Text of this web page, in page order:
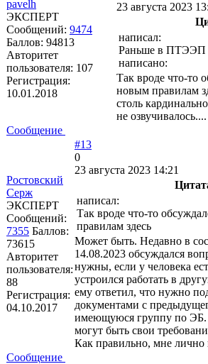
pavelh
ЭКСПЕРТ
Сообщений: 9474
Баллов: 94813
Авторитет
пользователя: 107
Регистрация:
10.01.2018
23 августа 2023
написал:
Раньше в ПТЭЭП
написано:
Так вроде что-то
новым правилам
столь
не
Сообщение
Ростовский
Серж
ЭКСПЕРТ
Сообщений:
7355 Баллов:
73615
Авторитет
пользователя:
88
Регистрация:
04.10.2017
#13
0
23 августа 2023 14:21
написал:
Так вроде что-то
правилам здесь
Может быть. Недавно в
14.08.2023 обсуждался
нужны, если у человека
устроился работать в
ему ответил, что нужно
документами с
имеющуюся группу по
могут быть свои
Как правильно, мне лично
Сообщение